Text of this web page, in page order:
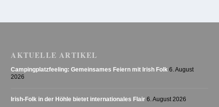
AKTUELLE ARTIKEL
Campingplatzfeeling: Gemeinsames Feiern mit Irish Folk 6. August
2026
Irish-Folk in der Höhle bietet internationales Flair 6. August 2026